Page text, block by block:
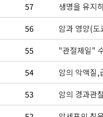
57
생명을 유지
56
암과 영양(도
55
"관절제일"
54
암의 악액질
53
암의 경과관